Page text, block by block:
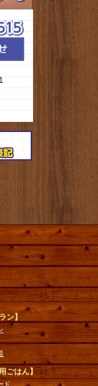
ン】
ごはん】
ド